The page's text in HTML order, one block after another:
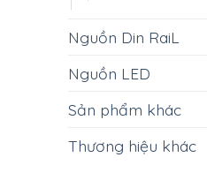
Nguồn Din RaiL
Nguồn LED
Sản phẩm khác
Thương hiệu khác